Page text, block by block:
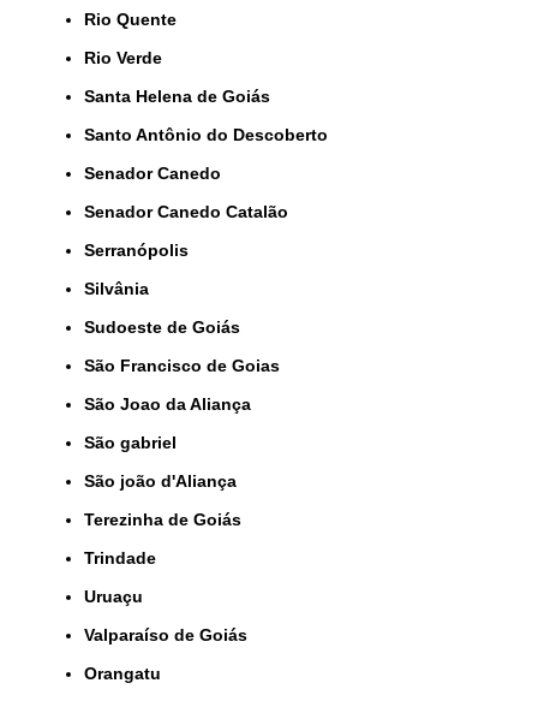
Rio Quente
Rio Verde
Santa Helena de Goiás
Santo Antônio do Descoberto
Senador Canedo
Senador Canedo Catalão
Serranópolis
Silvânia
Sudoeste de Goiás
São Francisco de Goias
São Joao da Aliança
São gabriel
São joão d'Aliança
Terezinha de Goiás
Trindade
Uruaçu
Valparaíso de Goiás
orangatu